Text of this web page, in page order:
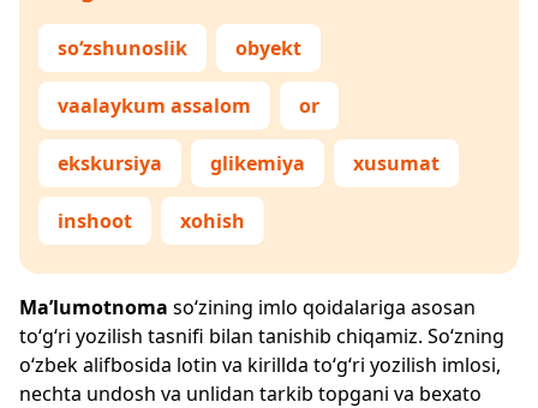
so‘zshunoslik obyekt
vaalaykum assalom or
ekskursiya glikemiya xusumat
inshoot xohish
Ma’lumotnoma so‘zining imlo qoidalariga asosan
to‘g‘ri yozilish tasnifi bilan tanishib chiqamiz. So‘zning
o‘zbek alifbosida lotin va kirillda to‘g‘ri yozilish imlosi,
nechta undosh va unlidan tarkib topgani va bexato